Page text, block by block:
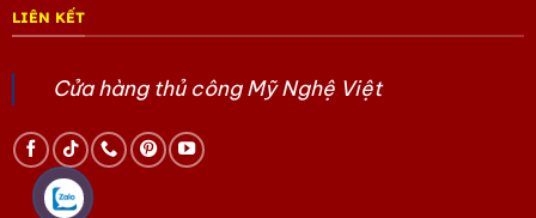
LIÊN KẾT
Cửa hàng thủ công Mỹ Nghệ Việt